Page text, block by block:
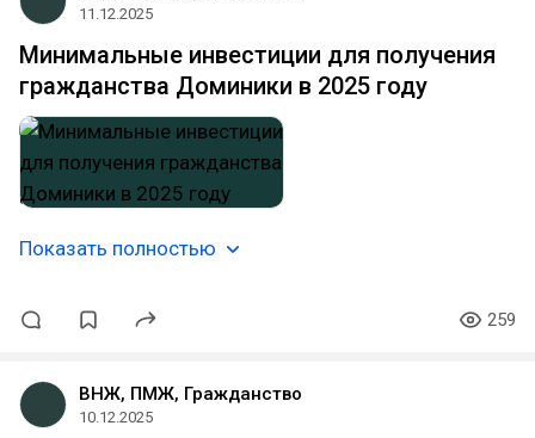
11.12.2025
Минимальные инвестиции для получения
гражданства Доминики в 2025 году
Показать полностью
259
ВНЖ, ПМЖ, Гражданство
10.12.2025